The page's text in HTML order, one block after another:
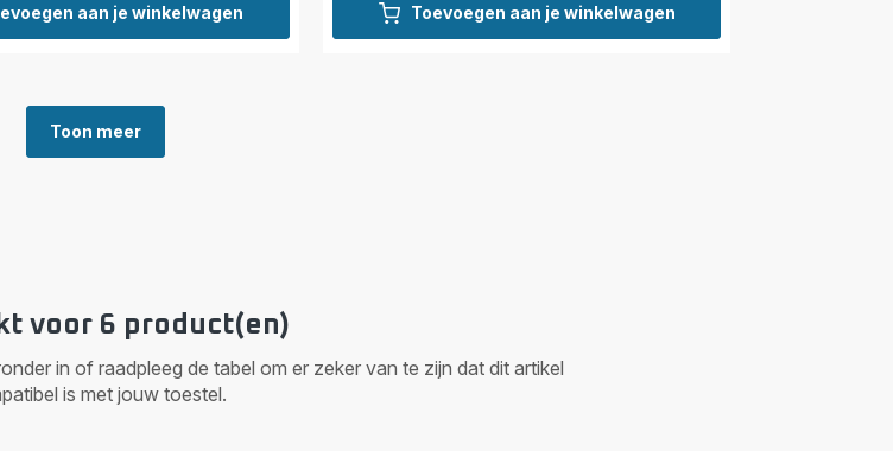
aan je winkelwagen Toevoegen aan je winkelwagen
Toon meer
voor 6 product(en)
in of raadpleeg de tabel om er zeker van te zijn dat dit artikel
is met jouw toestel.